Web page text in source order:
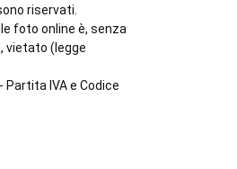
riservati.
foto online è, senza
vietato (legge
Partita IVA e Codice